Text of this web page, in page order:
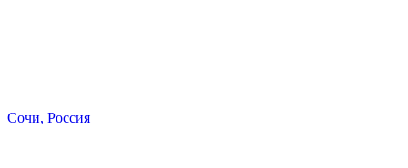
Сочи, Россия